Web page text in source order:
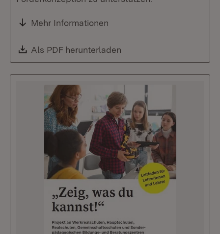
Mehr Informationen
Download:
Als PDF herunterladen